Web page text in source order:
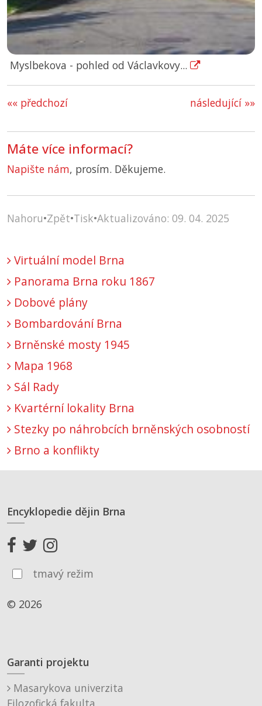
Myslbekova - pohled od Václavkovy...
«« předchozí následující »»
Máte více informací?
Napište nám, prosím. Děkujeme.
Nahoru•Zpět•Tisk•Aktualizováno: 09. 04. 2025
Virtuální model Brna
Panorama Brna roku 1867
Dobové plány
Bombardování Brna
Brněnské mosty 1945
Mapa 1968
Sál Rady
Kvartérní lokality Brna
Stezky po náhrobcích brněnských osobností
Brno a konflikty
Encyklopedie dějin Brna
tmavý režim
© 2026
Garanti projektu
Masarykova univerzita
Filozofická fakulta